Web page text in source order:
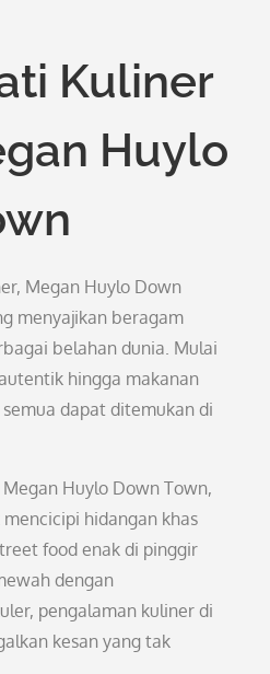
Kuliner
Huylo
Megan Huylo Down
menyajikan beragam
belahan dunia. Mulai
hingga makanan
dapat ditemukan di
Huylo Down Town,
hidangan khas
food enak di pinggir
dengan
pengalaman kuliner di
kesan yang tak